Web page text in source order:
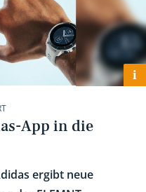
i
App in die
ergibt neue